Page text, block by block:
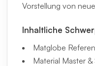
Vorstellung von
Inhaltliche
Matglobe
Material Master